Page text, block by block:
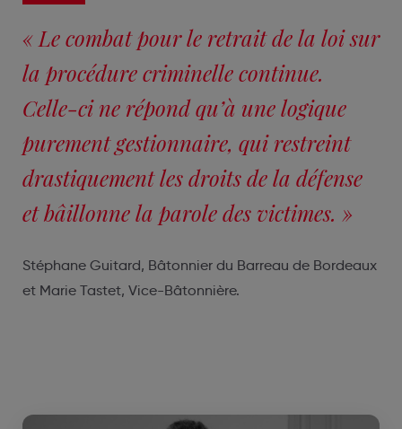
« Le combat pour le retrait de la loi sur
la procédure criminelle continue.
Celle-ci ne répond qu’à une logique
purement gestionnaire, qui restreint
drastiquement les droits de la défense
et bâillonne la parole des victimes. »
Stéphane Guitard, Bâtonnier du Barreau de Bordeaux
et Marie Tastet, Vice-Bâtonnière.